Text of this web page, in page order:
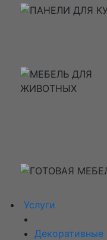
Услуги
Декоративные